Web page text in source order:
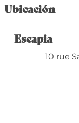
Ubicación
Escapia
10 rue